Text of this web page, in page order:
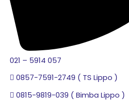
021 – 5914 057
0857-7591-2749 ( TS Lippo )
0815-9819-039 ( Bimba Lippo )